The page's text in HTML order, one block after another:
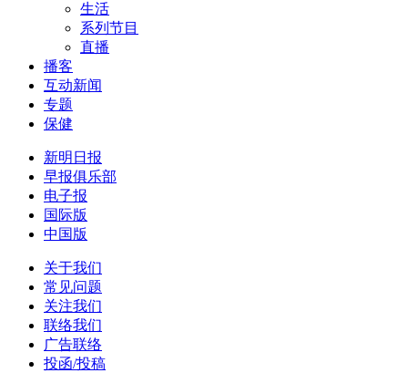
生活
系列节目
直播
播客
互动新闻
专题
保健
新明日报
早报俱乐部
电子报
国际版
中国版
关于我们
常见问题
关注我们
联络我们
广告联络
投函/投稿